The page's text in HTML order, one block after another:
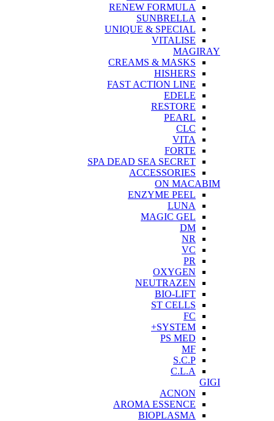
RENEW FORMULA
SUNBRELLA
UNIQUE & SPECIAL
VITALISE
MAGIRAY
CREAMS & MASKS
HISHERS
FAST ACTION LINE
EDELE
RESTORE
PEARL
CLC
VITA
FORTE
SPA DEAD SEA SECRET
ACCESSORIES
ON MACABIM
ENZYME PEEL
LUNA
MAGIC GEL
DM
NR
VC
PR
OXYGEN
NEUTRAZEN
BIO-LIFT
ST CELLS
FC
SYSTEM+
PS MED
MF
S.C.P
C.L.A
GIGI
ACNON
AROMA ESSENCE
BIOPLASMA